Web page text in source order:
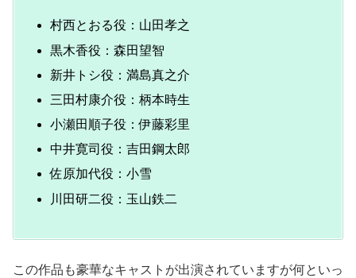
村西とおる役：山田孝之
黒木香役：森田望智
新井トシ役：満島真之介
三田村康介役：柄本時生
小瀬田順子役：伊藤彩里
中井寛司役：吉田鋼太郎
佐原加代役：小雪
川田研二役：玉山鉄二
この作品も豪華なキャストが出演されていますが何といっ